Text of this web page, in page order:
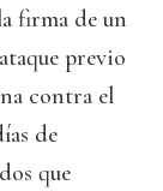
firma de un
previo
contra el
de
que